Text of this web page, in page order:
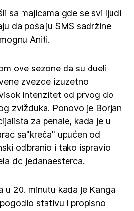
sa majicama gde se svi ljudi
da pošalju SMS sadržine
Aniti.
ove sezone da su dueli
zvezde izuzetno
intenzitet od prvog do
zvižduka. Ponovo je Borjan
za penale, kada je u
sa"kreča" upućen od
odbranio i tako ispravio
do jedanaesterca.
u 20. minutu kada je Kanga
stativu i propisno